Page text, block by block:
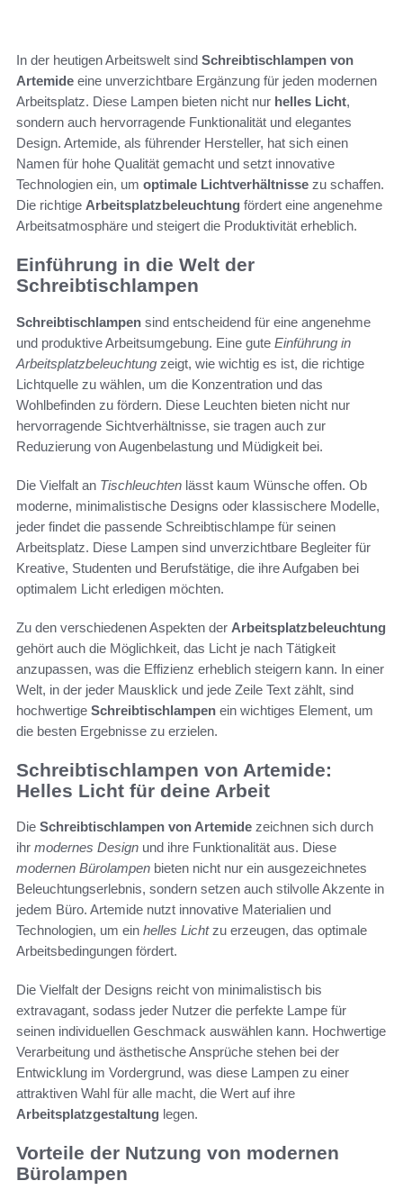
In der heutigen Arbeitswelt sind Schreibtischlampen von
Artemide eine unverzichtbare Ergänzung für jeden modernen
Arbeitsplatz. Diese Lampen bieten nicht nur helles Licht,
sondern auch hervorragende Funktionalität und elegantes
Design. Artemide, als führender Hersteller, hat sich einen
Namen für hohe Qualität gemacht und setzt innovative
Technologien ein, um optimale Lichtverhältnisse zu schaffen.
Die richtige Arbeitsplatzbeleuchtung fördert eine angenehme
Arbeitsatmosphäre und steigert die Produktivität erheblich.
Einführung in die Welt der
Schreibtischlampen
Schreibtischlampen sind entscheidend für eine angenehme
und produktive Arbeitsumgebung. Eine gute Einführung in
Arbeitsplatzbeleuchtung zeigt, wie wichtig es ist, die richtige
Lichtquelle zu wählen, um die Konzentration und das
Wohlbefinden zu fördern. Diese Leuchten bieten nicht nur
hervorragende Sichtverhältnisse, sie tragen auch zur
Reduzierung von Augenbelastung und Müdigkeit bei.
Die Vielfalt an Tischleuchten lässt kaum Wünsche offen. Ob
moderne, minimalistische Designs oder klassischere Modelle,
jeder findet die passende Schreibtischlampe für seinen
Arbeitsplatz. Diese Lampen sind unverzichtbare Begleiter für
Kreative, Studenten und Berufstätige, die ihre Aufgaben bei
optimalem Licht erledigen möchten.
Zu den verschiedenen Aspekten der Arbeitsplatzbeleuchtung
gehört auch die Möglichkeit, das Licht je nach Tätigkeit
anzupassen, was die Effizienz erheblich steigern kann. In einer
Welt, in der jeder Mausklick und jede Zeile Text zählt, sind
hochwertige Schreibtischlampen ein wichtiges Element, um
die besten Ergebnisse zu erzielen.
Schreibtischlampen von Artemide:
Helles Licht für deine Arbeit
Die Schreibtischlampen von Artemide zeichnen sich durch
ihr modernes Design und ihre Funktionalität aus. Diese
modernen Bürolampen bieten nicht nur ein ausgezeichnetes
Beleuchtungserlebnis, sondern setzen auch stilvolle Akzente in
jedem Büro. Artemide nutzt innovative Materialien und
Technologien, um ein helles Lichtzu erzeugen, das optimale
Arbeitsbedingungen fördert.
Die Vielfalt der Designs reicht von minimalistisch bis
extravagant, sodass jeder Nutzer die perfekte Lampe für
seinen individuellen Geschmack auswählen kann. Hochwertige
Verarbeitung und ästhetische Ansprüche stehen bei der
Entwicklung im Vordergrund, was diese Lampen zu einer
attraktiven Wahl für alle macht, die Wert auf ihre
Arbeitsplatzgestaltung legen.
Vorteile der Nutzung von modernen
Bürolampen